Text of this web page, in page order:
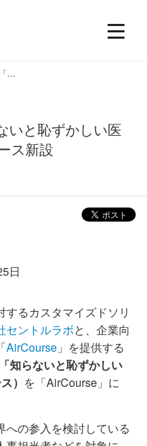
いと恥ずかしい医
ス新設
「AirCourse」に「知らないと恥ずかしい医療制度シリーズ」全4コース新設
日
るカスタマイズドソリ
セントルラボと、企業向
AirCourse 」を提供する
「知らないと恥ずかしい
） を「AirCourse」に
への参入を検討している